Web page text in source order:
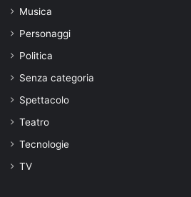
Musica
Personaggi
Politica
Senza categoria
Spettacolo
Teatro
Tecnologie
TV